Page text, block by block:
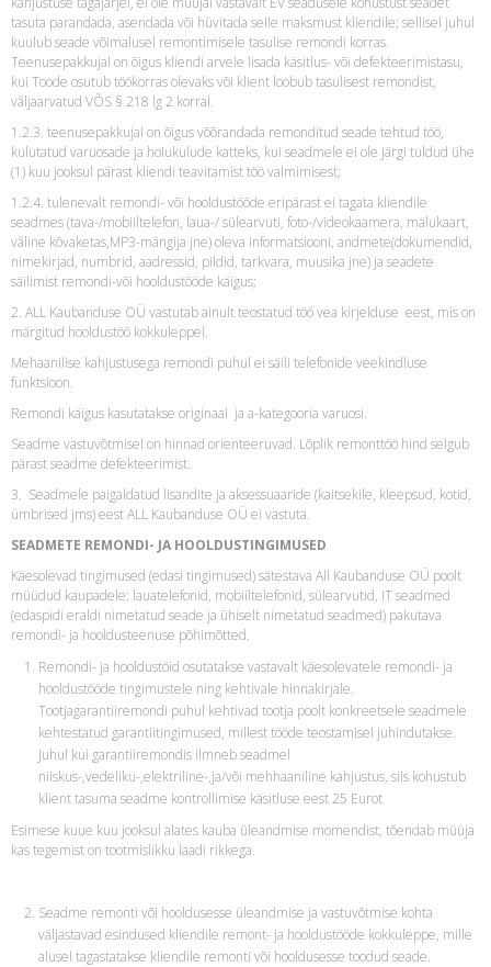
tasuta parandada, asendada või hüvitada selle maksmust kliendile; sellisel juhul
kuulub seade võimalusel remontimisele tasulise remondi korras.
Teenusepakkujal on õigus kliendi arvele lisada käsitlus- või defekteerimistasu,
kui Toode osutub töökorras olevaks või klient loobub tasulisest remondist,
väljaarvatud VÕS § 218 lg 2 korral.
1.2.3. teenusepakkujal on õigus võõrandada remonditud seade tehtud töö,
kulutatud varuosade ja hoiukulude katteks, kui seadmele ei ole järgi tuldud ühe
(1) kuu jooksul pärast kliendi teavitamist töö valmimisest;
1.2.4. tulenevalt remondi- või hooldustööde eripärast ei tagata kliendile
seadmes (tava-/mobiiltelefon, laua-/ sülearvuti, foto-/videokaamera, mälukaart,
väline kõvaketas,MP3-mängija jne) oleva informatsiooni, andmete(dokumendid,
nimekirjad, numbrid, aadressid, pildid, tarkvara, muusika jne) ja seadete
säilimist remondi-või hooldustööde käigus;
2. ALL Kaubanduse OÜ vastutab ainult teostatud töö vea kirjelduse eest, mis on
märgitud hooldustöö kokkuleppel.
Mehaanilise kahjustusega remondi puhul ei säili telefonide veekindluse
funktsioon.
Remondi käigus kasutatakse originaal ja a-kategooria varuosi.
Seadme vastuvõtmisel on hinnad orienteeruvad. Lõplik remonttöö hind selgub
pärast seadme defekteerimist.
3. Seadmele paigaldatud lisandite ja aksessuaaride (kaitsekile, kleepsud, kotid,
ümbrised jms) eest ALL Kaubanduse OÜ ei vastuta.
SEADMETE REMONDI- JA HOOLDUSTINGIMUSED
Käesolevad tingimused (edasi tingimused) sätestava All Kaubanduse OÜ poolt
müüdud kaupadele: lauatelefonid, mobiiltelefonid, sülearvutid, IT seadmed
(edaspidi eraldi nimetatud seade ja ühiselt nimetatud seadmed) pakutava
remondi- ja hooldusteenuse põhimõtted.
Remondi- ja hooldustöid osutatakse vastavalt käesolevatele remondi- ja
hooldustööde tingimustele ning kehtivale hinnakirjale.
Tootjagarantiiremondi puhul kehtivad tootja poolt konkreetsele seadmele
kehtestatud garantiitingimused, millest tööde teostamisel juhindutakse.
Juhul kui garantiiremondis ilmneb seadmel
niiskus-,vedeliku-,elektriline-,ja/või mehhaaniline kahjustus, siis kohustub
klient tasuma seadme kontrollimise käsitluse eest 25 Eurot
Esimese kuue kuu jooksul alates kauba üleandmise momendist, tõendab müüja
kas tegemist on tootmislikku laadi rikkega.
Seadme remonti või hooldusesse üleandmise ja vastuvõtmise kohta
väljastavad esindused kliendile remont- ja hooldustööde kokkuleppe, mille
alusel tagastatakse kliendile remonti või hooldusesse toodud seade.